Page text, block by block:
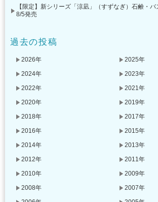
【限定】新シリーズ「涼凪」（すずなぎ）石鹸
8/5発売
過去の投稿
2026年
2025年
2024年
2023年
2022年
2021年
2020年
2019年
2018年
2017年
2016年
2015年
2014年
2013年
2012年
2011年
2010年
2009年
2008年
2007年